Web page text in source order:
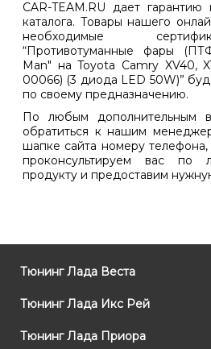
CAR-TEAM.RU дает
каталога. Товары нашего
необходимые
“Противотуманные фары
Man" на Toyota Camry XV40,
00066) (3 диода LED 50W)”
по своему предназначению.
По любым дополнительным
обратиться к нашим
шапке сайта номеру
проконсультируем вас по
продукту и предоставим
Тюнинг Лада Веста
Тюнинг Лада Икс Рей
Тюнинг Лада Приора